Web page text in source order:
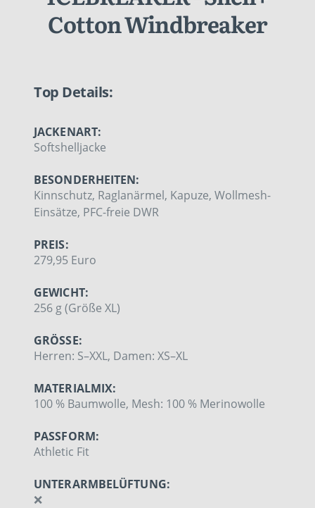
Cotton Windbreaker
Top Details:
JACKENART:
Softshelljacke
BESONDERHEITEN:
Kinnschutz, Raglanärmel, Kapuze, Wollmesh-
Einsätze, PFC-freie DWR
PREIS:
279,95 Euro
GEWICHT:
256 g (Größe XL)
GRÖSSE:
Herren: S–XXL, Damen: XS–XL
MATERIALMIX:
100 % Baumwolle, Mesh: 100 % Merinowolle
PASSFORM:
Athletic Fit
UNTERARMBELÜFTUNG:
❌